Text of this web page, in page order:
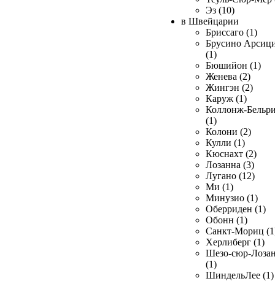
Эз (10)
в Швейцарии
Бриссаго (1)
Брусино
(1)
Бюшийон (1)
Женева (2)
Жингэн (2)
Каруж (1)
Коллонж-
(1)
Колони (2)
Кулли (1)
Кюснахт (2)
Лозанна (3)
Лугано (12)
Ми (1)
Минузио (1)
Оберриден (1)
Обонн (1)
Санкт-Мориц
Херлиберг (1)
Шезо-сюр-
(1)
ШиндельЛее (1)